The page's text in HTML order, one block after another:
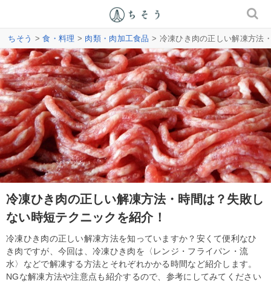
ちそう >食・料理 > 肉類・肉加工食品 > 冷凍ひき肉の正しい解凍方法
冷凍ひき肉の正しい解凍方法・時間は？失敗し
ない時短テクニックを紹介！
冷凍ひき肉の正しい解凍方法を知っていますか？安くて便利なひ
き肉ですが、今回は、冷凍ひき肉を〈レンジ・フライパン・流
水〉などで解凍する方法とそれぞれかかる時間など紹介します。
NGな解凍方法や注意点も紹介するので、参考にしてみてください